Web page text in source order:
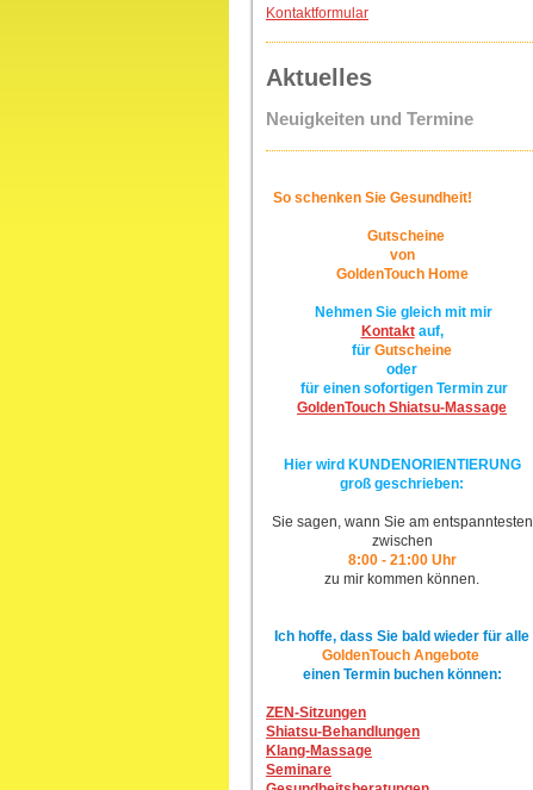
Kontaktformular
Aktuelles
Neuigkeiten und Termine
So schenken Sie Gesundheit!
Gutscheine
von
GoldenTouch Home
Nehmen Sie gleich mit mir
Kontaktauf,
für Gutscheine
oder
für einen sofortigen Termin zur
GoldenTouch Shiatsu-Massage
Hier wird KUNDENORIENTIERUNG
groß geschrieben:
Sie sagen, wann Sie am entspanntesten
zwischen
8:00 - 21:00 Uhr
zu mir kommen können.
Ich hoffe, dass Sie bald wieder für alle
GoldenTouch Angebote
einen Termin buchen können:
ZEN-Sitzungen
Shiatsu-Behandlungen
Klang-Massage
Seminare